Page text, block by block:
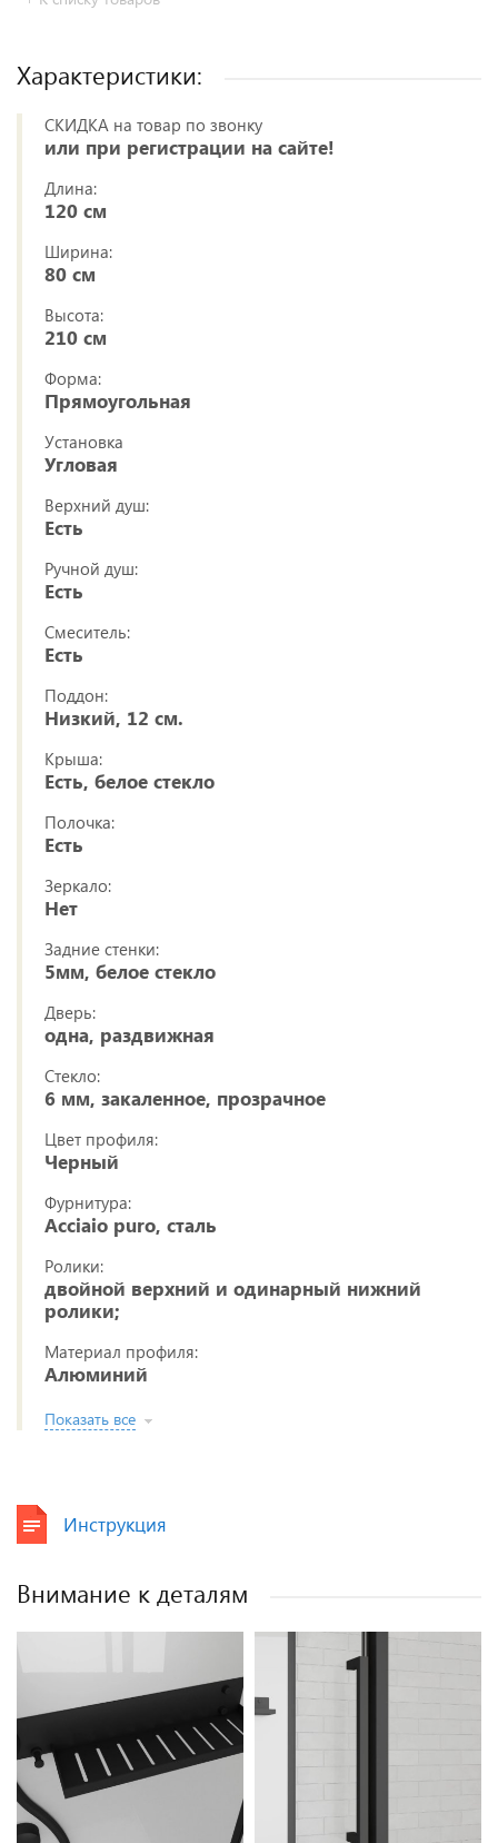
Характеристики:
СКИДКА на товар по звонку
или при регистрации на сайте!
Длина:
120 см
Ширина:
80 см
Высота:
210 см
Форма:
Прямоугольная
Установка
Угловая
Верхний душ:
Есть
Ручной душ:
Есть
Смеситель:
Есть
Поддон:
Низкий, 12 см.
Крыша:
Есть, белое стекло
Полочка:
Есть
Зеркало:
Нет
Задние стенки:
5мм, белое стекло
Дверь:
одна, раздвижная
Стекло:
6 мм, закаленное, прозрачное
Цвет профиля:
Черный
Фурнитура:
Acciaio puro, сталь
Ролики:
двойной верхний и одинарный нижний
ролики;
Материал профиля:
Алюминий
Показать все
Инструкция
Внимание к деталям